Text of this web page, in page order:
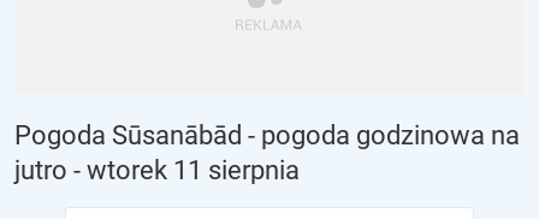
Pogoda Sūsanābād - pogoda godzinowa na
jutro - wtorek 11 sierpnia